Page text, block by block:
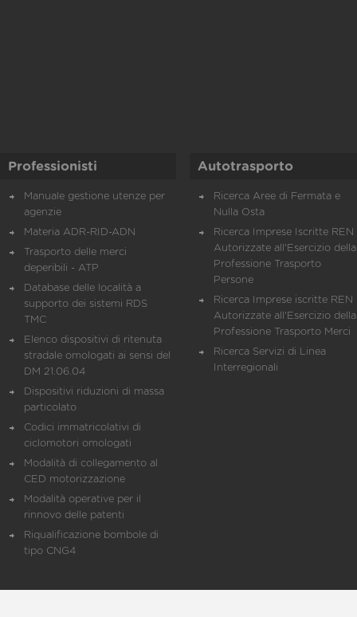
Professionisti
Manuale gestione utenze per
agenzie
Materia ADR-RID-ADN
Trasporto delle merci
deperibili - ATP
Database delle località a
supporto dei sistemi RDS
TMC
Elenco dispositivi di ritenuta
stradale omologati ai sensi del
DM 21.06.04
Dispositivi riduzioni di massa
particolato
Codici immatricolativi di
ciclomotori omologati
Modalità di collegamento al
CED motorizzazione
Modalità operative per il
rinnovo delle patenti
Riqualificazione bombole di
tipo CNG4
Autotrasporto
Ricerca Aree di Fermata e
Nulla Osta
Ricerca Imprese Iscritte REN
Autorizzate all'Esercizio della
Professione Trasporto
Persone
Ricerca Imprese iscritte REN
Autorizzate all'Esercizio della
Professione Trasporto Merci
Ricerca Servizi di Linea
Interregionali